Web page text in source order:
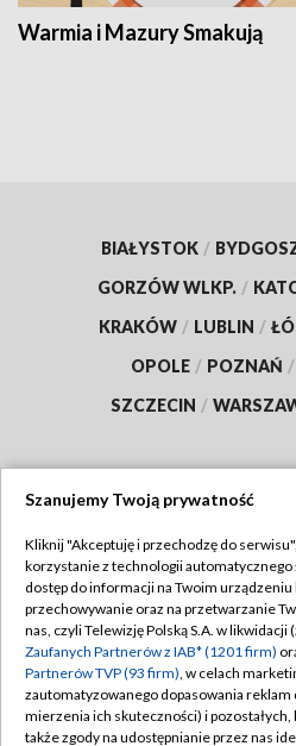
Warmia i Mazury Smakują
BIAŁYSTOK /
GORZÓW WLKP. /
KRAKÓW / LUBLIN /
OPOLE / POZNAŃ /
SZCZECIN /
TVP
Abonament TVP
Emisja w TVP
Centrum informacji TVP
Naziemna Telewizja Cyfrowa
Polityka
Moje
Szanujemy Twoją prywatność
Kliknij "Akceptuję i przechodzę do
korzystanie z technologii automatycznego
dostęp do informacji na Twoim
przechowywanie oraz na przetwarzanie
nas, czyli Telewizję Polską S.A. w likwidacji
Zaufanych Partnerów z IAB* (1201 firm)
Partnerów TVP (93 firm), w celach
zautomatyzowanego dopasowania
mierzenia ich skuteczności) i
także zgody na udostępnianie przez nas